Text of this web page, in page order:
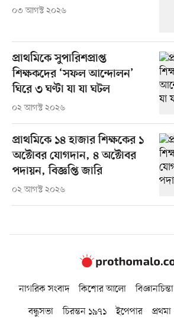
০৩ আগস্ট ২০২৬
প্রাথমিকে সুপারিশপ্রাপ্ত
শিক্ষকদের ‘সফল আন্দোলন’
ঘিরে ৩ ঘণ্টা যা যা ঘটল
০২ আগস্ট ২০২৬
প্রাথমিকে ১৪ হাজার শিক্ষকের ১
অক্টোবর যোগদান, ৪ অক্টোবর
পদায়ন, বিজ্ঞপ্তি জারি
০২ আগস্ট ২০২৬
নাগরিক সংবাদ কিশোর আলো বিজ্ঞানচিন্তা
বন্ধুসভা
চিরন্তন ১৯৭১ ইপেপার প্রথমা